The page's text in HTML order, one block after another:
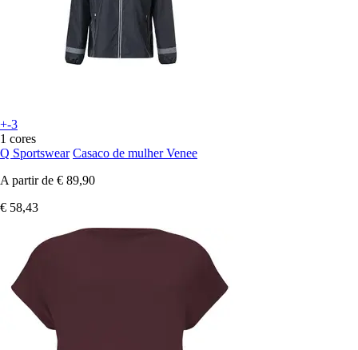
+-3
1 cores
Q Sportswear Casaco de mulher Venee
A partir de € 89,90
€ 58,43